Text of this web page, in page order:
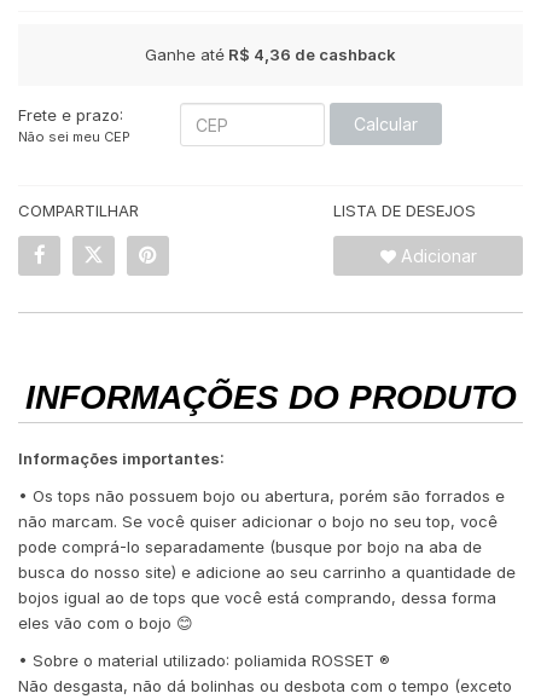
Ganhe até R$ 4,36 de cashback
Frete e prazo:
Não sei meu CEP
Calcular
COMPARTILHAR LISTA DE DESEJOS
Adicionar
INFORMAÇÕES DO PRODUTO
Informações importantes:
• Os tops não possuem bojo ou abertura, porém são forrados e
não marcam. Se você quiser adicionar o bojo no seu top, você
pode comprá-lo separadamente (busque por bojo na aba de
busca do nosso site) e adicione ao seu carrinho a quantidade de
bojos igual ao de tops que você está comprando, dessa forma
eles vão com o bojo 😊
• Sobre o material utilizado: poliamida ROSSET ®️
Não desgasta, não dá bolinhas ou desbota com o tempo (exceto